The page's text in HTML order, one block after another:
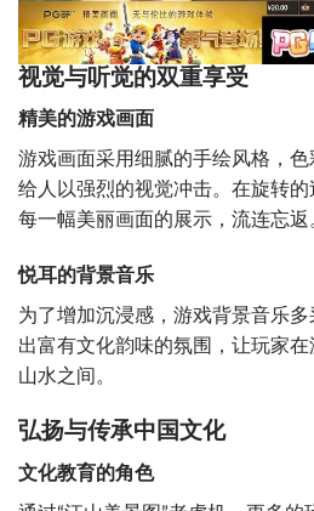
视觉与听觉的双重享受
精美的游戏画面
游戏画面采用细腻的手绘风格，色
给人以强烈的视觉冲击。在旋转
每一幅美丽画面的展示，流连忘返
悦耳的背景音乐
为了增加沉浸感，游戏背景音乐
出富有文化韵味的氛围，让玩家
山水之间。
弘扬与传承中国文化
文化教育的角色